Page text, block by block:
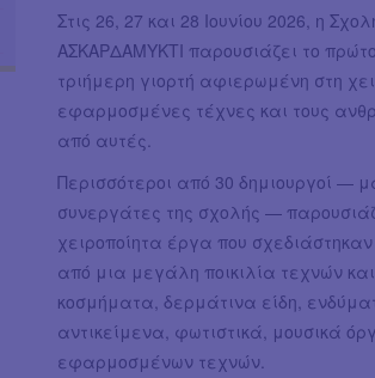
Στις 26, 27 και 28 Ιουνίου 2026, η
ΑΣΚΑΡΔΑΜΥΚΤΙ παρουσιάζει το
τριήμερη γιορτή αφιερωμένη στη
εφαρμοσμένες τέχνες και τους
από αυτές.
Περισσότεροι από 30 δημιουργοί —
συνεργάτες της σχολής —
χειροποίητα έργα που
από μια μεγάλη ποικιλία τεχνών
κοσμήματα, δερμάτινα είδη,
αντικείμενα, φωτιστικά, μουσικά
εφαρμοσμένων τεχνών.